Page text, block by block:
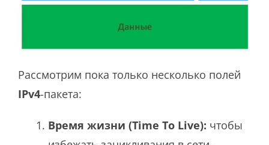
Рассмотрим пока только несколько полей
IPv4-пакета:
Время жизни (Time To Live): чтобы